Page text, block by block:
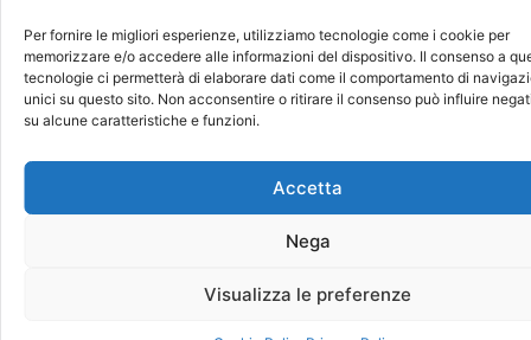
Per fornire le migliori esperienze, utilizziamo tecnologie come i cookie per
memorizzare e/o accedere alle informazioni del dispositivo. Il consenso a
tecnologie ci permetterà di elaborare dati come il comportamento di
unici su questo sito. Non acconsentire o ritirare il consenso può influire
su alcune caratteristiche e funzioni.
Accetta
Nega
Visualizza le preferenze